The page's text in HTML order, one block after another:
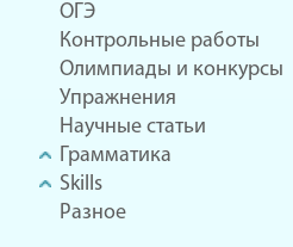
ОГЭ
Контрольные работы
Олимпиады и конкурсы
Упражнения
Научные статьи
Грамматика
Skills
Разное